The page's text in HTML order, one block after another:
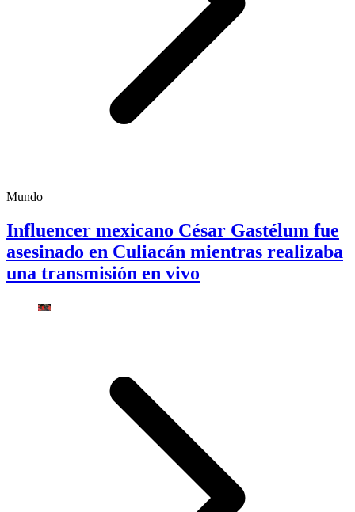
Mundo
Influencer mexicano César Gastélum fue
asesinado en Culiacán mientras realizaba
una transmisión en vivo